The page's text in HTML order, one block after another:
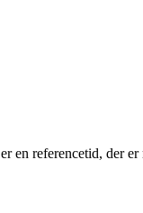
referencetid, der